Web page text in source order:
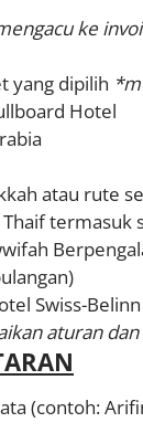
ke
yang dipilih
Hotel
atau rute
termasuk
Swiss-
aturan
(contoh: